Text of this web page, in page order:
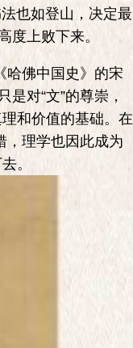
也如登山，决定最
度上败下来。
佛中国史》的宋
对“文”的尊崇，
和价值的基础。在
，理学也因此成为
。